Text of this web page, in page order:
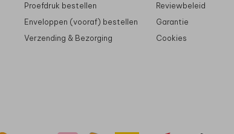
Proefdruk bestellen
Enveloppen (vooraf) bestellen
Verzending & Bezorging
Reviewbeleid
Garantie
Cookies